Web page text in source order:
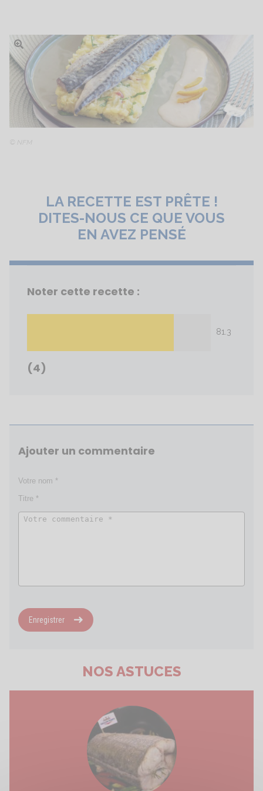
Ouvrir l'image
© NFM
LA RECETTE EST PRÊTE !
DITES-NOUS CE QUE VOUS
EN AVEZ PENSÉ
Noter cette recette :
81.3
(4)
Ajouter un commentaire
Enregistrer
NOS ASTUCES